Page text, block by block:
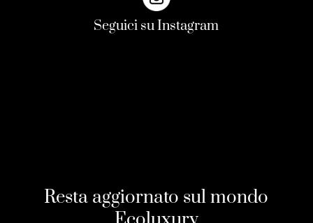
Seguici su Instagram
Resta aggiornato sul mondo